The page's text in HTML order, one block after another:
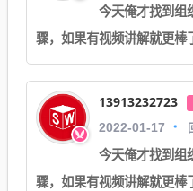
今天俺才找到组
骤，如果有视频讲解就更棒
13913232723
2022-01-17
今天俺才找到组
骤，如果有视频讲解就更棒